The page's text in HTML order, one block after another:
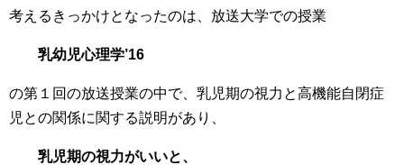
考えるきっかけとなったのは、放送大学での授業
乳幼児心理学’16
の第１回の放送授業の中で、乳児期の視力と高機能自閉症
児との関係に関する説明があり、
乳児期の視力がいいと、